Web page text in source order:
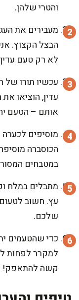
והטרי שלהן.
מעבירים את
הבצל הקצוץ.
לא רק טעם
עכשיו תורו
עדין, הוציאו
אותם – הטעם
מוסיפים לכערה
הכוסברה
במטבחים
מתבלים במלח
עץ. חשוב
שלכם.
כדי שהטעמים
למקרר לפחות
קשה להתאפק!